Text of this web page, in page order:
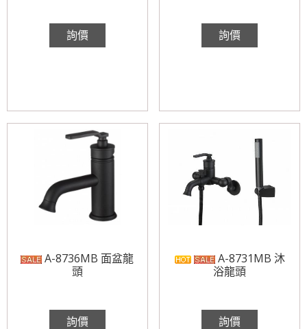
詢價 詢價
A-8736MB 面盆龍
頭
詢價
A-8731MB 沐
浴龍頭
詢價